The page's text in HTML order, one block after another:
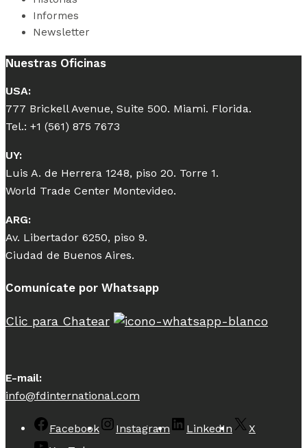
Informes
Newsletter
Nuestras Oficinas
USA:
777 Brickell Avenue, Suite 500. Miami. Florida.
Tel.: +1 (561) 875 7673
UY:
Luis A. de Herrera 1248, piso 20. Torre 1.
World Trade Center Montevideo.
ARG:
Av. Libertador 6250, piso 9.
Ciudad de Buenos Aires.
Comunícate por Whatsapp
Clic para Chatear
E-mail:
info@fdinternational.com
Facebook Instagram LinkedIn
X